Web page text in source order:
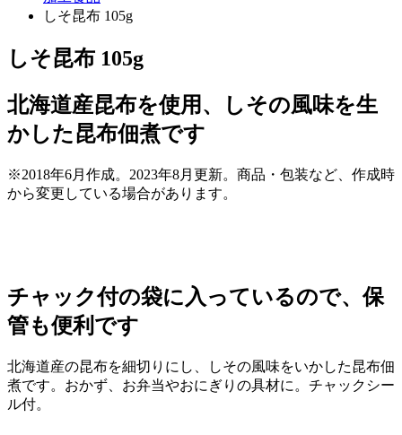
しそ昆布 105g
しそ昆布 105g
北海道産昆布を使用、しその風味を生
かした昆布佃煮です
※2018年6月作成。2023年8月更新。商品・包装など、作成時
から変更している場合があります。
チャック付の袋に入っているので、保
管も便利です
北海道産の昆布を細切りにし、しその風味をいかした昆布佃
煮です。おかず、お弁当やおにぎりの具材に。チャックシー
ル付。